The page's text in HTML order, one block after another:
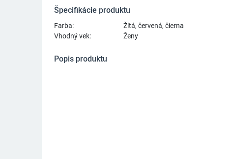
Špecifikácie produktu
Farba: Žltá, červená, čierna
Vhodný vek:
Ženy
Popis produktu